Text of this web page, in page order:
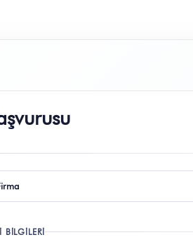
BILGILERI